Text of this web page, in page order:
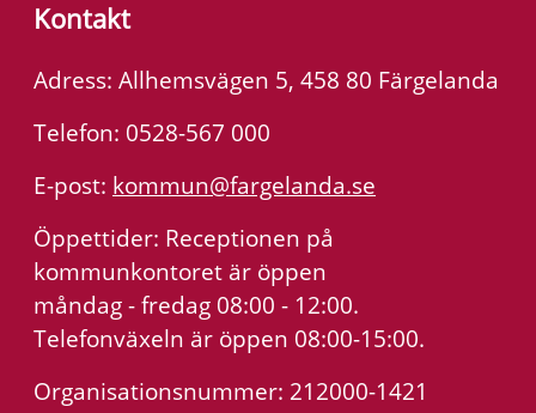
Kontakt
Adress: Allhemsvägen 5, 458 80 Färgelanda
Telefon: 0528-567 000
E-post: kommun@fargelanda.se
Öppettider: Receptionen på
kommunkontoret är öppen
måndag - fredag 08:00 - 12:00.
Telefonväxeln är öppen 08:00-15:00.
Organisationsnummer: 212000-1421